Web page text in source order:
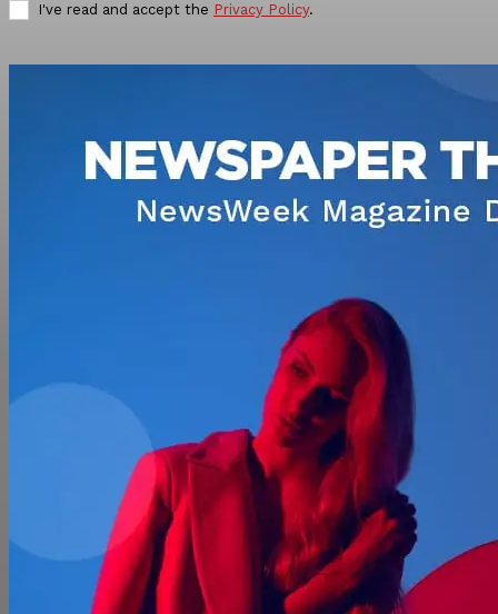
I've read and accept the Privacy Policy.